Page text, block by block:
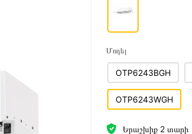
Մոդել
OTP6243BGH
OTP6243WGH
Երաշխիք 2 տարի